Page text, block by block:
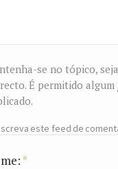
se no tópico,
É permitido algum
este feed de
*